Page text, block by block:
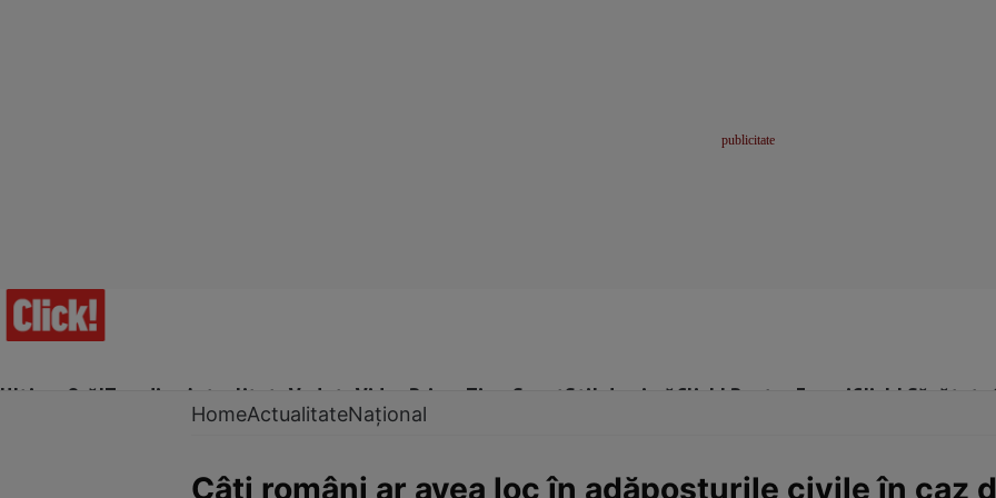
Ultima Oră!Trending Actualitate Vedete Video Prime Time SportStil de viațăClick! Pentru FemeiClick! Sănătate
HomeActualitateNațional
Câți români ar avea loc în adăposturile civile în caz